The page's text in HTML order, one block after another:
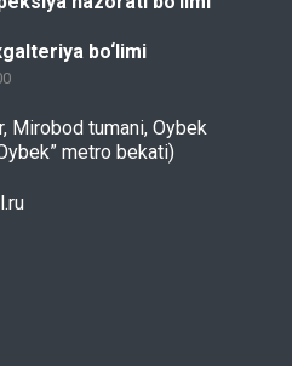
bo‘limi
Mirobod tumani, Oybek
metro bekati)